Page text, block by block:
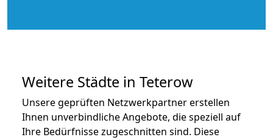
Weitere Städte in Teterow
Unsere geprüften Netzwerkpartner erstellen
Ihnen unverbindliche Angebote, die speziell auf
Ihre Bedürfnisse zugeschnitten sind. Diese